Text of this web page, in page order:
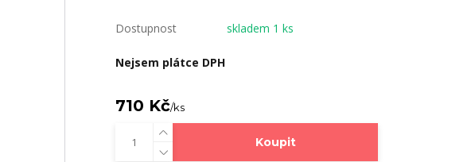
Dostupnost skladem 1 ks
Nejsem plátce DPH
710 Kč/ks
Koupit